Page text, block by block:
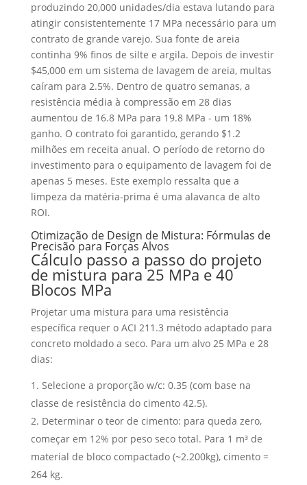
produzindo 20,000 unidades/dia estava lutando para
atingir consistentemente 17 MPa necessário para um
contrato de grande varejo. Sua fonte de areia
continha 9% finos de silte e argila. Depois de investir
$45,000 em um sistema de lavagem de areia, multas
caíram para 2.5%. Dentro de quatro semanas, a
resistência média à compressão em 28 dias
aumentou de 16.8 MPa para 19.8 MPa - um 18%
ganho. O contrato foi garantido, gerando $1.2
milhões em receita anual. O período de retorno do
investimento para o equipamento de lavagem foi de
apenas 5 meses. Este exemplo ressalta que a
limpeza da matéria-prima é uma alavanca de alto
ROI.
Otimização de Design de Mistura: Fórmulas de
Precisão para Forças Alvos
Cálculo passo a passo do projeto
de mistura para 25 MPa e 40
Blocos MPa
Projetar uma mistura para uma resistência
específica requer o ACI 211.3 método adaptado para
concreto moldado a seco. Para um alvo 25 MPa e 28
dias:
Selecione a proporção w/c: 0.35 (com base na
classe de resistência do cimento 42.5).
Determinar o teor de cimento: para queda zero,
começar em 12% por peso seco total. Para 1 m³ de
material de bloco compactado (~2.200kg), cimento =
264 kg.